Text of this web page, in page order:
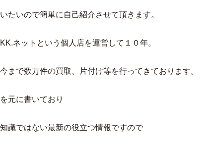
たいので簡単に自己紹介させて頂きます。
ネットという個人店を運営して１０年。
まで数万件の買取、片付け等を行ってきております。
元に書いており
識ではない最新の役立つ情報ですので